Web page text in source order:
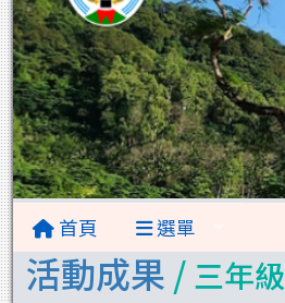
首頁 選單
活動成果 / 三年級